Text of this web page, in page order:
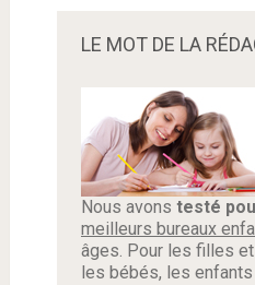
LE MOT DE LA
Nous avons testé
meilleurs bureaux
âges. Pour les filles
les bébés, les enfants